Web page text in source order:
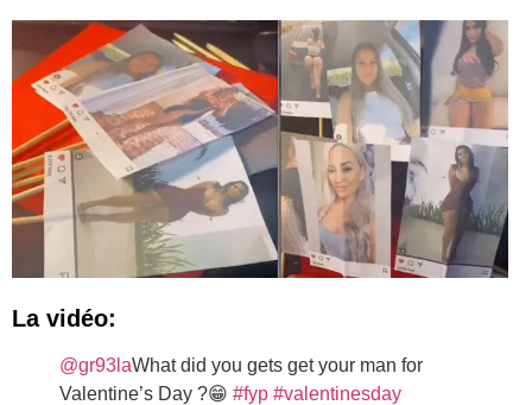
La vidéo:
@gr93laWhat did you gets get your man for
Valentine’s Day ?😁 #fyp #valentinesday